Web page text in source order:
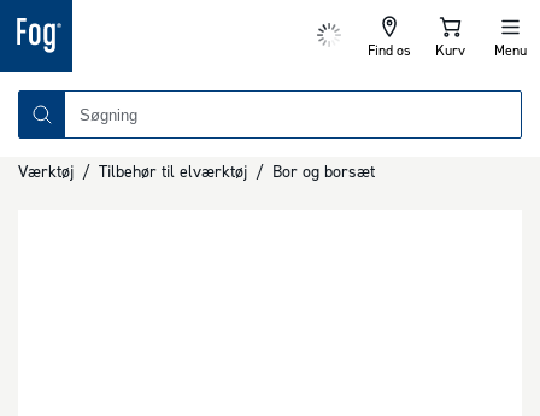
Find os Kurv Menu
Værktøj / Tilbehør til elværktøj / Bor og borsæt